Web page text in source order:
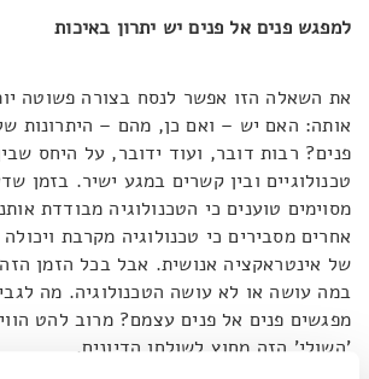
למפגש פנים אל פנים יש יתרון באיכות
את השאלה הזו אפשר לנסח בצורה פשוטה
אותה: האם יש – ואם כן, מהם – היתרונות
פנים? רבות דובר, ועוד ידובר, על היחס
טכנולוגיים ובין קשרים במגע ישיר. בזמן
מסוימים טוענים כי הטכנולוגיה מבודדת
אחרים מסבירים כי טכנולוגיה מקרבת
של אינטראקציה אנושית. אבל בכל הזמן
במה עושה או לא עושה הטכנולוגיה. מה
מפגשים פנים אל פנים עצמם? מרוב להט
'השולי' הזה מחוץ לשולחן הדיונים.